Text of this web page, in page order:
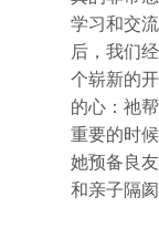
学习和交
后，我们
个崭新的
的心：祂
重要的时
她预备良
和亲子隔